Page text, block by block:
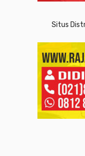
Situs